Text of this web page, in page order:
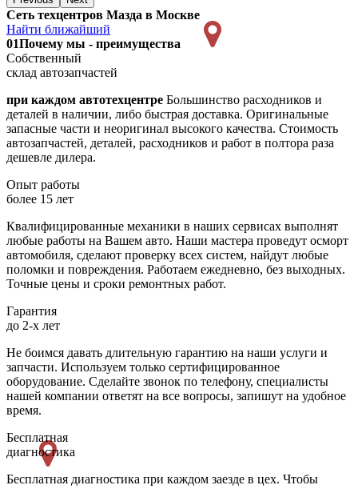
Сеть техцентров Мазда в Москве
Найти ближайший
01Почему мы - преимущества
Собственный
склад автозапчастей
при каждом автотехцентре Большинство расходников и
деталей в наличии, либо быстрая доставка. Оригинальные
запасные части и неоригинал высокого качества. Стоимость
автозапчастей, деталей, расходников и работ в полтора раза
дешевле дилера.
Опыт работы
более 15 лет
Квалифицированные механики в наших сервисах выполнят
любые работы на Вашем авто. Наши мастера проведут осморт
автомобиля, сделают проверку всех систем, найдут любые
поломки и повреждения. Работаем ежедневно, без выходных.
Точные цены и сроки ремонтных работ.
Гарантия
до 2-х лет
Не боимся давать длительную гарантию на наши услуги и
запчасти. Используем только сертифицированное
оборудование. Сделайте звонок по телефону, специалисты
нашей компании ответят на все вопросы, запишут на удобное
время.
Бесплатная
диагностика
Бесплатная диагностика при каждом заезде в цех. Чтобы